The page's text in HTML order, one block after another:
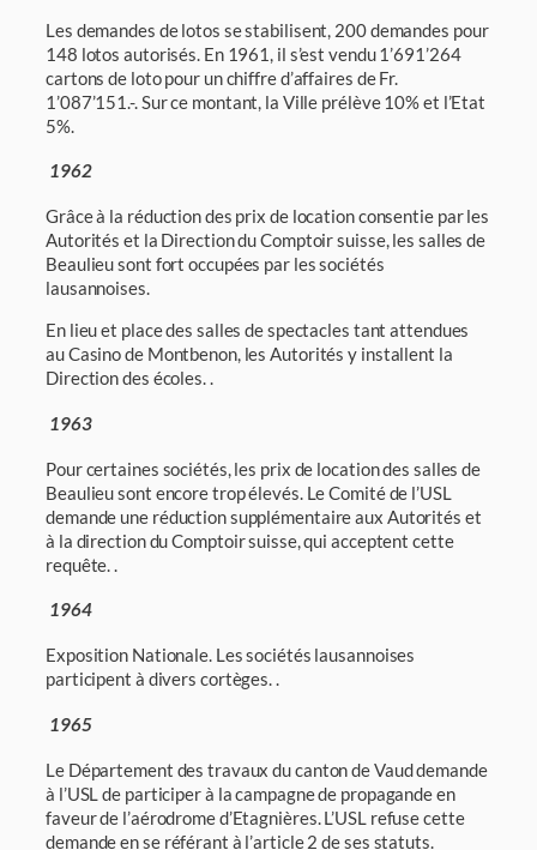
Les demandes de lotos se stabilisent, 200 demandes pour
148 lotos autorisés. En 1961, il s’est vendu 1’691’264
cartons de loto pour un chiffre d’affaires de Fr.
1’087’151.-. Sur ce montant, la Ville prélève 10% et l’Etat
5%.
1962
Grâce à la réduction des prix de location consentie par les
Autorités et la Direction du Comptoir suisse, les salles de
Beaulieu sont fort occupées par les sociétés
lausannoises.
En lieu et place des salles de spectacles tant attendues
au Casino de Montbenon, les Autorités y installent la
Direction des écoles. .
1963
Pour certaines sociétés, les prix de location des salles de
Beaulieu sont encore trop éle­vés. Le Comité de l’USL
demande une réduction supplémentaire aux Autorités et
à la direc­tion du Comptoir suisse, qui acceptent cette
requête. .
1964
Exposition Nationale. Les sociétés lausannoises
participent à divers cortèges. .
1965
Le Département des travaux du canton de Vaud demande
à l’USL de participer à la cam­pagne de propagande en
faveur de l’aérodrome d’Etagnières. L’USL refuse cette
demande en se référant à l’article 2 de ses statuts.